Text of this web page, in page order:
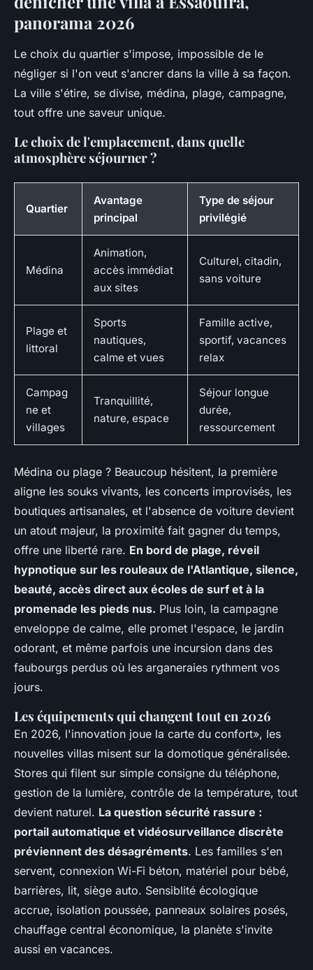
panorama 2026
Le choix du quartier s'impose, impossible de le
négliger si l'on veut s'ancrer dans la ville à sa façon.
La ville s'étire, se divise, médina, plage, campagne,
tout offre une saveur unique.
Le choix de l'emplacement, dans quelle
atmosphère séjourner ?
Quartier
Avantage
principal
Type de séjour
privilégié
Médina
Animation,
accès immédiat
aux sites
Culturel, citadin,
sans voiture
Plage et
littoral
Sports
nautiques,
calme et vues
Famille active,
sportif, vacances
relax
Campag
ne et
villages
Tranquillité,
nature, espace
Séjour longue
durée,
ressourcement
Médina ou plage ? Beaucoup hésitent, la première
aligne les souks vivants, les concerts improvisés, les
boutiques artisanales, et l'absence de voiture devient
un atout majeur, la proximité fait gagner du temps,
offre une liberté rare. En bord de plage, réveil
hypnotique sur les rouleaux de l'Atlantique, silence,
beauté, accès direct aux écoles de surf et à la
promenade les pieds nus. Plus loin, la campagne
enveloppe de calme, elle promet l'espace, le jardin
odorant, et même parfois une incursion dans des
faubourgs perdus où les arganeraies rythment vos
jours.
Les équipements qui changent tout en 2026
En 2026, l'innovation joue la carte du confort», les
nouvelles villas misent sur la domotique généralisée.
Stores qui filent sur simple consigne du téléphone,
gestion de la lumière, contrôle de la température, tout
devient naturel. La question sécurité rassure :
portail automatique et vidéosurveillance discrète
préviennent des désagréments. Les familles s'en
servent, connexion Wi-Fi béton, matériel pour bébé,
barrières, lit, siège auto. Sensiblité écologique
accrue, isolation poussée, panneaux solaires posés,
chauffage central économique, la planète s'invite
aussi en vacances.